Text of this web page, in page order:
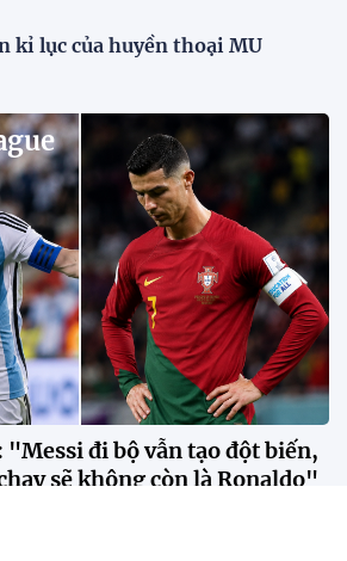
kỉ lục của huyền thoại MU
"Messi đi bộ vẫn tạo đột biến,
sẽ không còn là Ronaldo"